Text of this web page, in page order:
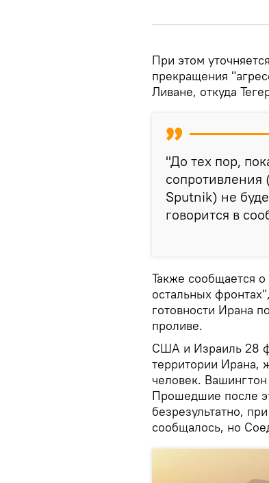
При этом
прекращения
Ливане, откуда
"До тех пор,
Sputnik) не
говорится в
Также сообщается о
остальных
готовности Ирана
проливе.
США и Израиль 28
территории Ирана,
человек.
Прошедшие после
безрезультатно,
сообщалось, но